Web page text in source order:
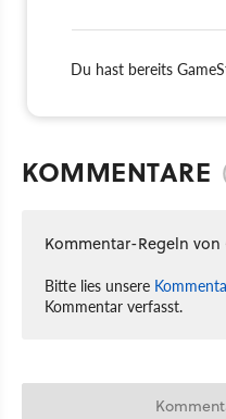
Du hast bereits
KOMMENTARE
Kommentar-Regeln von
Bitte lies unsere
Kommentar verfasst.